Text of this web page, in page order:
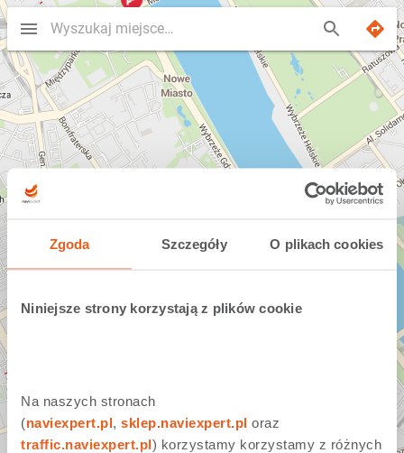
Zgoda Szczegóły O plikach cookies
Niniejsze strony korzystają z plików cookie
Na naszych stronach
(naviexpert.pl, sklep.naviexpert.pl
traffic.naviexpert.pl) korzystamy korzystamy z różnych